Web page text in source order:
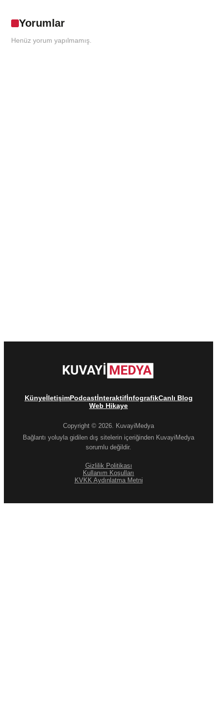
Yorumlar
Henüz yorum yapılmamış.
KünyeİletişimPodcastİnteraktifİnfografikCanlı Blog
Web Hikaye
Copyright © 2026. KuvayiMedya
Bağlantı yoluyla gidilen dış sitelerin içeriğinden KuvayiMedya
sorumlu değildir.
Gizlilik Politikası
Kullanım Koşulları
KVKK Aydınlatma Metni